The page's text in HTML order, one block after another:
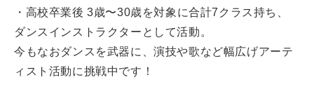
・高校卒業後 3歳〜30歳を対象に合計7クラス持ち、
ダンスインストラクターとして活動。
今もなおダンスを武器に、演技や歌など幅広げアーテ
ィスト活動に挑戦中です！